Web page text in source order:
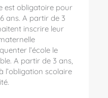
est obligatoire pour
ans. A partir de 3
inscrire leur
l’école le
A partir de 3 ans,
l’obligation scolaire